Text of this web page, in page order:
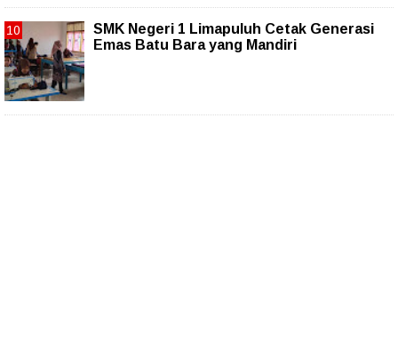
SMK Negeri 1 Limapuluh Cetak Generasi
Emas Batu Bara yang Mandiri